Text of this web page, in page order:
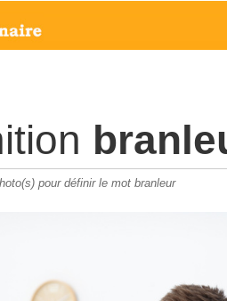
pour définir le mot branleur